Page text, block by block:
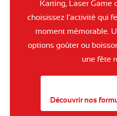
Karting, Laser Game
choisissez l’activité qui
moment mémorable.
options goûter ou
une fête
Découvrir nos